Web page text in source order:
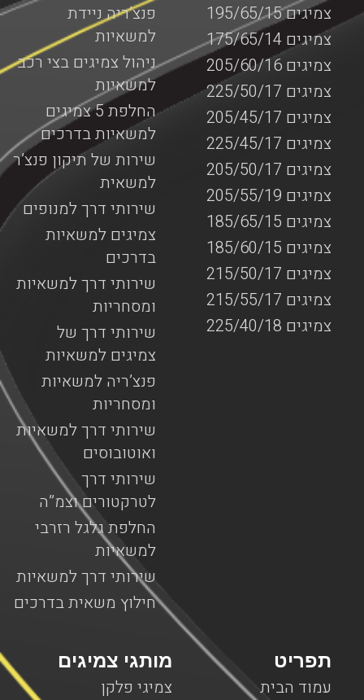
פנצ’ריה ניידת
למשאיות
ניהול צמיגים בצי רכב
למשאיות
החלפת 5 צמיגים
למשאיות בדרכים
שירות של תיקון פנצ’ר
למשאית
שירותי דרך למנופים
צמיגים למשאיות
בדרכים
שירותי דרך למשאיות
ומסחריות
שירותי דרך של
צמיגים למשאיות
פנצ’ריה למשאיות
ומסחריות
שירותי דרך למשאיות
ואוטובוסים
שירותי דרך
לטרקטורים וצמ”ה
החלפת גלגל רזרבי
למשאיות
שירותי דרך למשאיות
חילוץ משאית בדרכים
צמיגים 195/65/15
צמיגים 175/65/14
צמיגים 205/60/16
צמיגים 225/50/17
צמיגים 205/45/17
צמיגים 225/45/17
צמיגים 205/50/17
צמיגים 205/55/19
צמיגים 185/65/15
צמיגים 185/60/15
צמיגים 215/50/17
צמיגים 215/55/17
צמיגים 225/40/18
מותגי צמיגים
צמיגי פלקן
תפריט
עמוד הבית